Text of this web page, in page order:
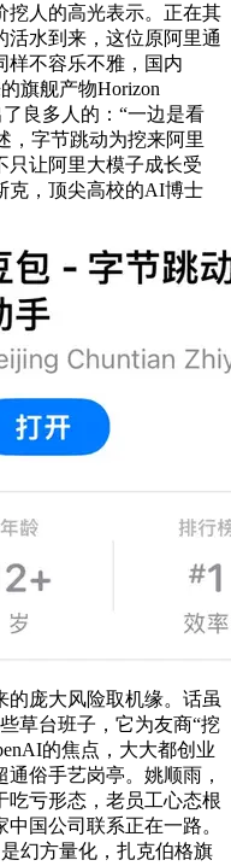
挖人的高光表示。正在其
活水到来，这位原阿里通
样不容乐不雅，国内
旗舰产物Horizon
良多人的：“一边是看
，字节跳动为挖来阿里
只让阿里大模子成长受
克，顶尖高校的AI博士
的庞大风险取机缘。话虽
草台班子，它为友商“挖
的焦点，大大都创业
俗手艺岗亭。姚顺雨，
吃亏形态，老员工心态根
国公司联系正在一路。
幻方量化，扎克伯格旗